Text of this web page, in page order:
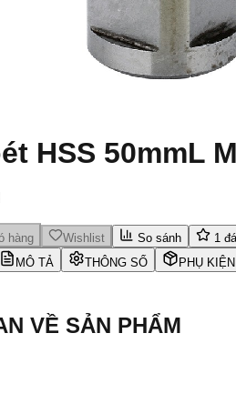
HSS 50mmL
hàng Wishlist So sánh 1
MÔ TẢ THÔNG SỐ PHỤ KIỆN
VỀ SẢN PHẨM